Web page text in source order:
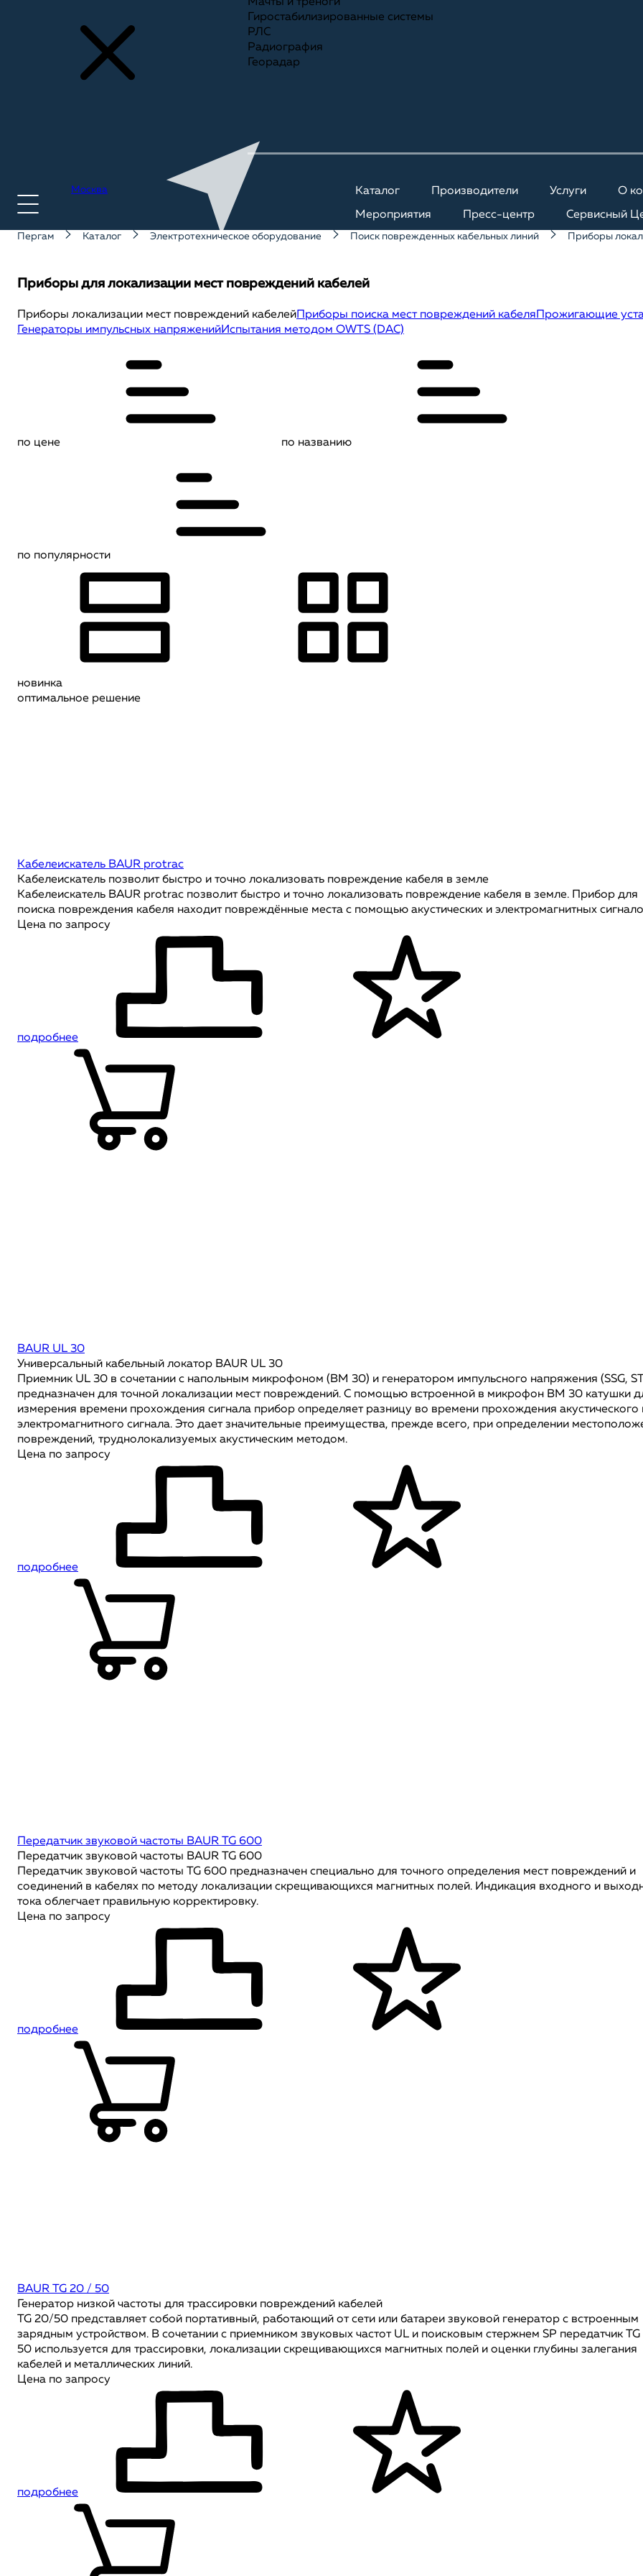
Москва Каталог Производители Услуги О
Мероприятия Пресс-центр Сервисный
Гиростабилизированные системы
РЛС
Радиография
Георадар
Пергам Каталог Электротехническое оборудование Поиск поврежденных кабельных линий Приборы
Приборы для локализации мест повреждений кабелей
Приборы локализации мест повреждений кабелей Приборы поиска мест повреждений кабеля Прожигающие
Генераторы импульсных напряженийИспытания методом OWTS (DAC)
по цене по названию
по популярности
новинка
оптимальное решение
Кабелеискатель BAUR protrac
Кабелеискатель позволит быстро и точно локализовать повреждение кабеля в земле
Кабелеискатель BAUR protrac позволит быстро и точно локализовать повреждение кабеля в земле. Прибор для
поиска повреждения кабеля находит повреждённые места с помощью акустических и электромагнитных
Цена по запросу
подробнее
BAUR UL 30
Универсальный кабельный локатор BAUR UL 30
Приемник UL 30 в сочетании с напольным микрофоном (BM 30) и генератором импульсного напряжения (SSG,
предназначен для точной локализации мест повреждений. С помощью встроенной в микрофон BM 30 катушки
измерения времени прохождения сигнала прибор определяет разницу во времени прохождения акустического
электромагнитного сигнала. Это дает значительные преимущества, прежде всего, при определении
повреждений, труднолокализуемых акустическим методом.
Цена по запросу
подробнее
Передатчик звуковой частоты BAUR TG 600
Передатчик звуковой частоты BAUR TG 600
Передатчик звуковой частоты TG 600 предназначен специально для точного определения мест повреждений и
соединений в кабелях по методу локализации скрещивающихся магнитных полей. Индикация входного и
тока облегчает правильную корректировку.
Цена по запросу
подробнее
BAUR TG 20 / 50
Генератор низкой частоты для трассировки повреждений кабелей
TG 20/50 представляет собой портативный, работающий от сети или батареи звуковой генератор с встроенным
зарядным устройством. В сочетании с приемником звуковых частот UL и поисковым стержнем SP передатчик
50 используется для трассировки, локализации скрещивающихся магнитных полей и оценки глубины залегания
кабелей и металлических линий.
Цена по запросу
подробнее